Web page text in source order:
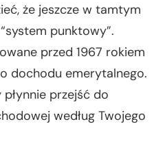
że jeszcze w tamtym
punktowy”.
przed 1967 rokiem
dochodu emerytalnego.
przejść do
według Twojego